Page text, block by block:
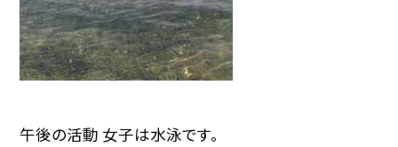
午後の活動 女子は水泳です。